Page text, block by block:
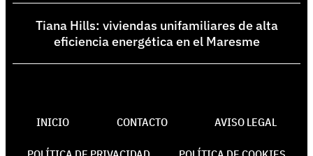
Tiana Hills: viviendas unifamiliares de alta
eficiencia energética en el Maresme
INICIO CONTACTO AVISO LEGAL